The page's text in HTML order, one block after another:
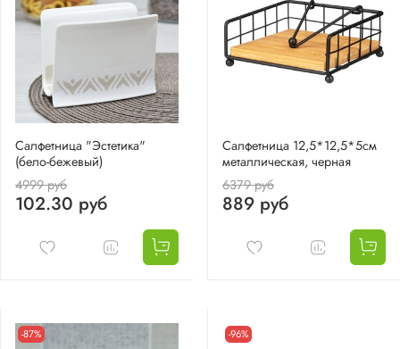
Салфетница "Эстетика"
(бело-бежевый)
4999 руб
102.30 руб
Салфетница 12,5*12,5*5см
металлическая, черная
6379 руб
889 руб
-87% -96%